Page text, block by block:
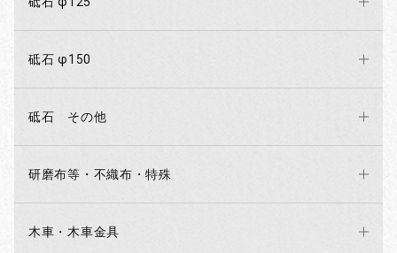
砥石 φ150
砥石 その他
研磨布等・不織布・特殊
木車・木車金具